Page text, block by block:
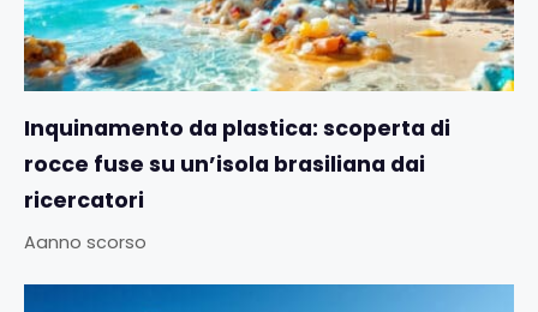
Inquinamento da plastica: scoperta di
rocce fuse su un’isola brasiliana dai
ricercatori
Aanno scorso